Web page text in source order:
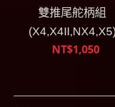
雙推尾舵柄組
NT$1,050